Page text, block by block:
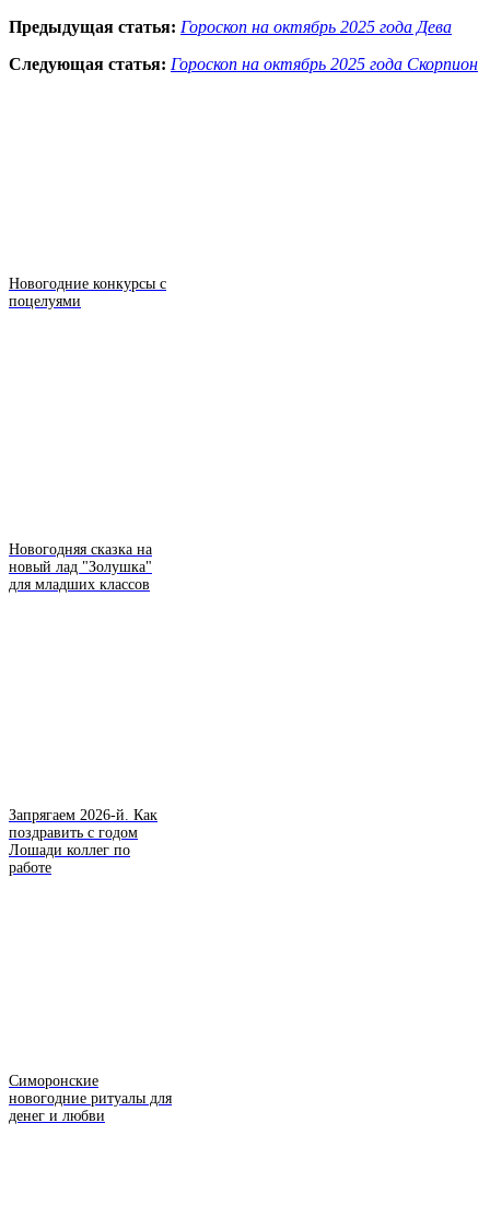
Предыдущая статья: Гороскоп на октябрь 2025 года Дева
Следующая статья: Гороскоп на октябрь 2025 года Скорпион
Новогодние конкурсы с
поцелуями
Новогодняя сказка на
новый лад "Золушка"
для младших классов
Запрягаем 2026-й. Как
поздравить с годом
Лошади коллег по
работе
Симоронские
новогодние ритуалы для
денег и любви